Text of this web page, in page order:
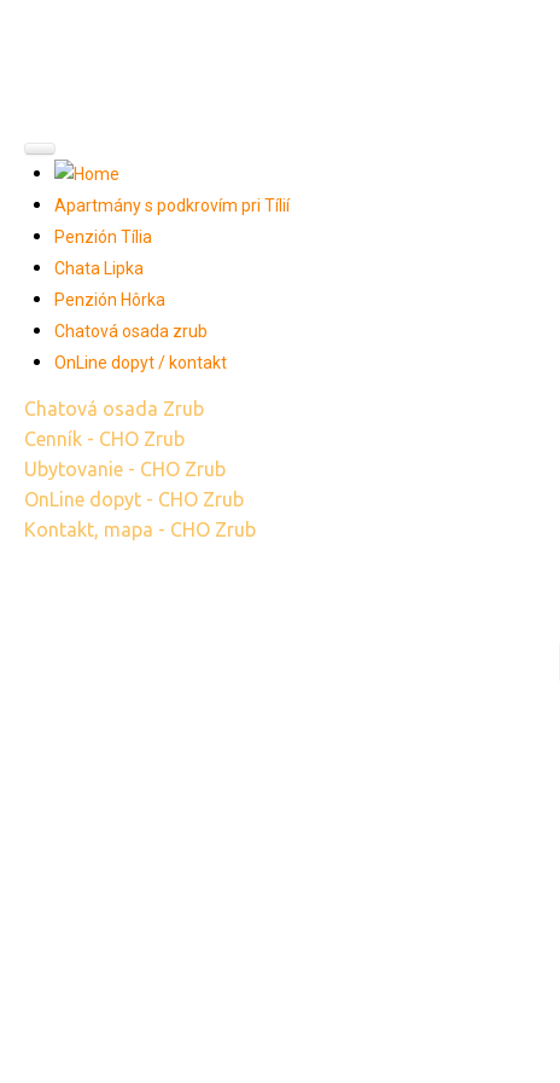
Apartmány s podkrovím pri Tílií
Penzión Tília
Chata Lipka
Penzión Hôrka
Chatová osada zrub
OnLine dopyt / kontakt
Chatová osada Zrub
Cenník - CHO Zrub
Ubytovanie - CHO Zrub
OnLine dopyt - CHO Zrub
Kontakt, mapa - CHO Zrub